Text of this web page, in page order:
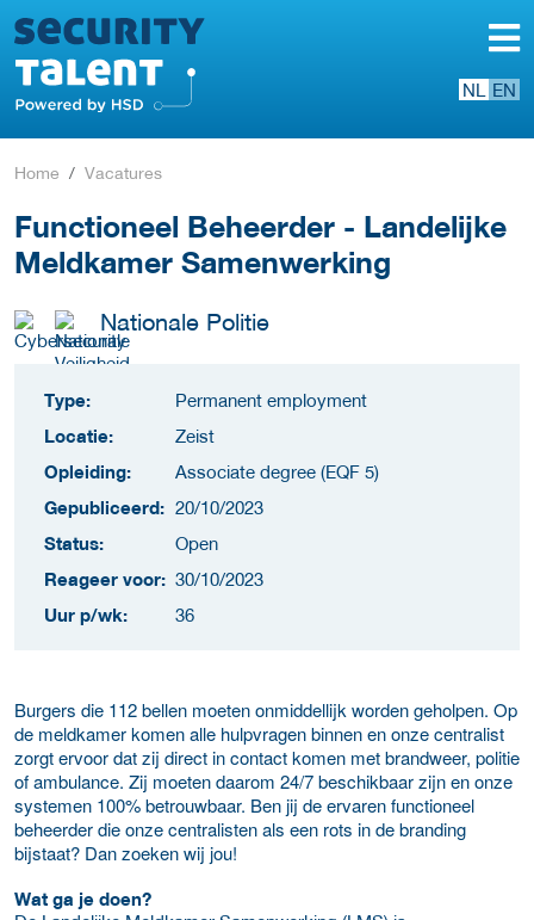
NL EN
Home Vacatures
Functioneel Beheerder - Landelijke
Meldkamer Samenwerking
Nationale Politie
Type:
Permanent employment
Locatie:
Zeist
Opleiding:
Associate degree (EQF 5)
Gepubliceerd: 20/10/2023
Status:
Open
Reageer voor: 30/10/2023
Uur p/wk:
36
Burgers die 112 bellen moeten onmiddellijk worden geholpen. Op
de meldkamer komen alle hulpvragen binnen en onze centralist
zorgt ervoor dat zij direct in contact komen met brandweer, politie
of ambulance. Zij moeten daarom 24/7 beschikbaar zijn en onze
systemen 100% betrouwbaar. Ben jij de ervaren functioneel
beheerder die onze centralisten als een rots in de branding
bijstaat? Dan zoeken wij jou!
Wat ga je doen?